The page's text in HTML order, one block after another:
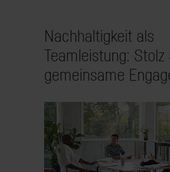
Nachhaltigkeit als
Teamleistung: Stolz
gemeinsame